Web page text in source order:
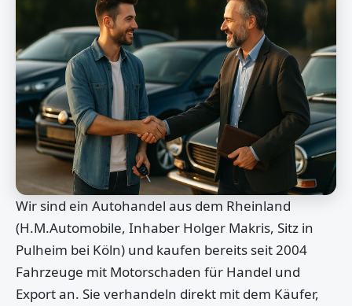
Wir sind ein Autohandel aus dem Rheinland
(H.M.Automobile, Inhaber Holger Makris, Sitz in
Pulheim bei Köln) und kaufen bereits seit 2004
Fahrzeuge mit Motorschaden für Handel und
Export an. Sie verhandeln direkt mit dem Käufer,